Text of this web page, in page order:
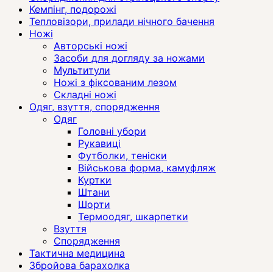
Кемпінг, подорожі
Тепловізори, прилади нічного бачення
Ножі
Авторські ножі
Засоби для догляду за ножами
Мультитули
Ножі з фіксованим лезом
Складні ножі
Одяг, взуття, спорядження
Одяг
Головні убори
Рукавиці
Футболки, теніски
Військова форма, камуфляж
Куртки
Штани
Шорти
Термоодяг, шкарпетки
Взуття
Спорядження
Тактична медицина
Збройова барахолка